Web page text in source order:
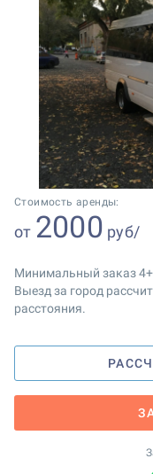
Стоимость аренды:
от 2000 руб/
Минимальный заказ
Выезд за город
расстояния.